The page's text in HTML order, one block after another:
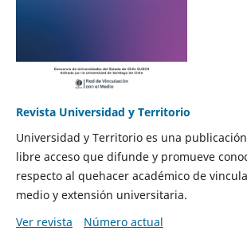
Revista Universidad y Territorio
Universidad y Territorio es una
libre acceso que difunde y promueve
respecto al quehacer académico de
medio y extensión universitaria.
Ver revista
Número actual